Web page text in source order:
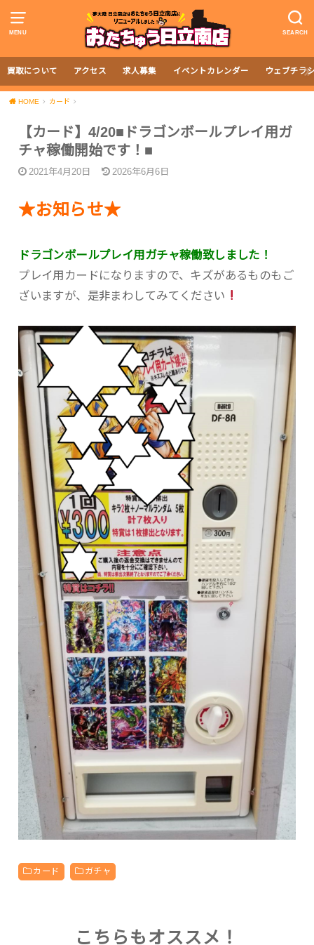
MENU SEARCH
買取について アクセス 求人募集 イベントカレンダー ウェブチラ
HOME カード
【カード】4/20■ドラゴンボールプレイ用ガ
チャ稼働開始です！■
2021年4月20日 2026年6月6日
★お知らせ★
ドラゴンボールプレイ用ガチャ稼働致しました！
プレイ用カードになりますので、キズがあるものもご
ざいますが、是非まわしてみてください
カード ガチャ
こちらもオススメ！